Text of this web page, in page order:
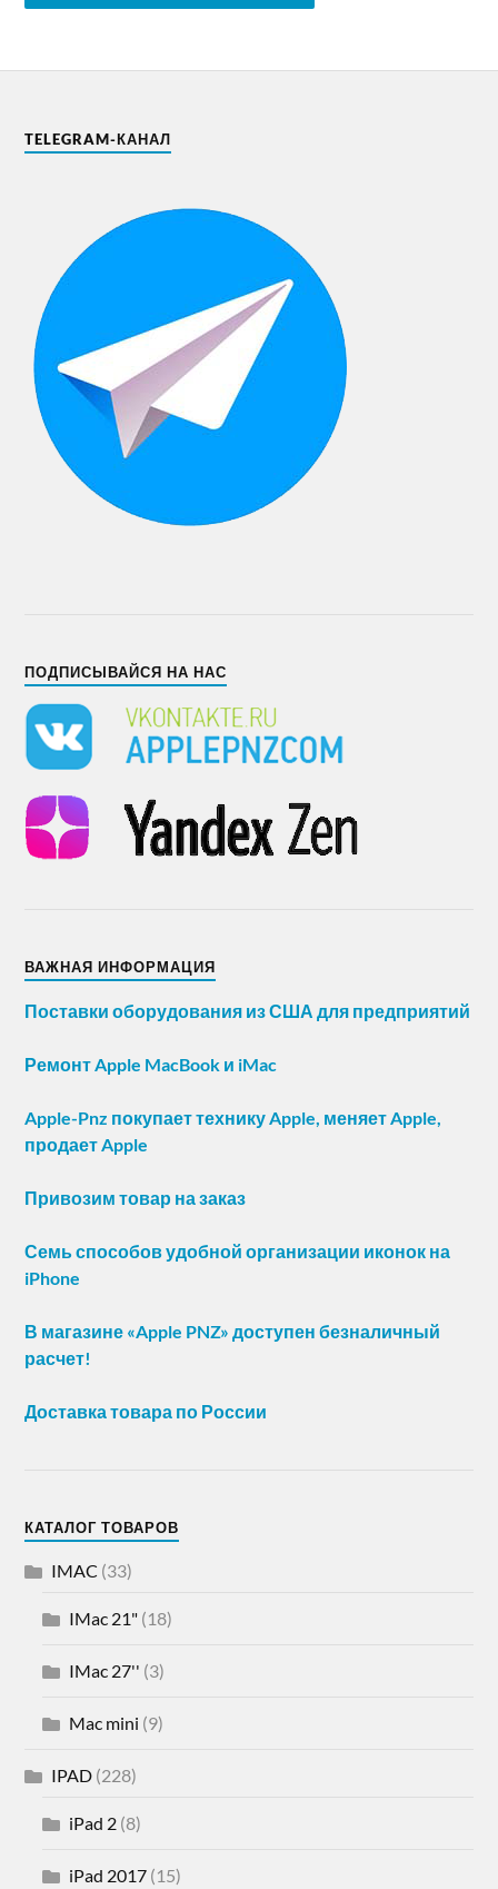
TELEGRAM-КАНАЛ
ПОДПИСЫВАЙСЯ НА НАС
ВАЖНАЯ ИНФОРМАЦИЯ
Поставки оборудования из США для предприятий
Ремонт Apple MacBook и iMac
Apple-Pnz покупает технику Apple, меняет Apple,
продает Apple
Привозим товар на заказ
Семь способов удобной организации иконок на
iPhone
В магазине «Apple PNZ» доступен безналичный
расчет!
Доставка товара по России
КАТАЛОГ ТОВАРОВ
IMAC (33)
IMac 21" (18)
IMac 27'' (3)
Mac mini (9)
IPAD (228)
iPad 2 (8)
iPad 2017 (15)